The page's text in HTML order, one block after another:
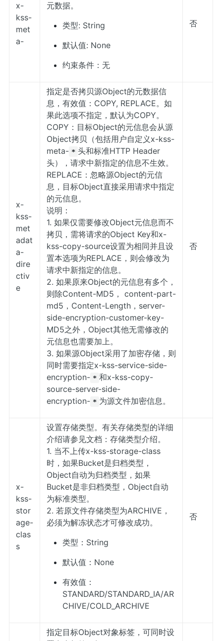
x-
kss-
met
a-
元数据。
类型: String
默认值: None
约束条件：无
否
x-
kss-
met
adat
a-
dire
ctiv
e
指定是否拷贝源Object的元数据信
息，有效值：COPY, REPLACE。如
果此选项不指定，默认为COPY。
COPY：目标Object的元信息会从源
Object拷贝（包括用户自定义x-kss-
meta- * 头和标准HTTP Header
头），请求中新指定的信息不生效。
REPLACE：忽略源Object的元信
息，目标Object直接采用请求中指定
的元信息。
说明：
1. 如果仅需要修改Object元信息而不
拷贝，需将请求的Object Key和x-
kss-copy-source设置为相同并且设
置本选项为REPLACE，则会修改为
请求中新指定的信息。
2. 如果原来Object的元信息有多个，
则除Content-MD5， content-part-
md5，Content-Length，server-
side-encryption-customer-key-
MD5之外，Object其他无需修改的
元信息也需要加上。
3. 如果源Object采用了加密存储，则
同时需要指定x-kss-service-side-
encryption- * 和x-kss-copy-
source-server-side-
encryption- * 为源文件加密信息。
否
x-
kss-
stor
age-
clas
s
设置存储类型。有关存储类型的详细
介绍请参见文档： 存储类型介绍。
1. 当不上传x-kss-storage-class
时，如果Bucket是归档类型，
Object自动为归档类型，如果
Bucket是非归档类型，Object自动
为标准类型。
2. 若原文件存储类型为ARCHIVE，
必须为解冻状态才可修改成功。
类型：String
默认值：None
有效值：
STANDARD/STANDARD_IA/AR
CHIVE/COLD_ARCHIVE
否
指定目标Object对象标签，可同时设